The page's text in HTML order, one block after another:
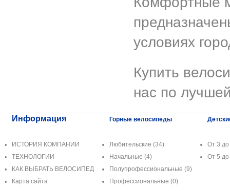
условиях
Купить
нас по
Информация
ИСТОРИЯ КОМПАНИИ
ТЕХНОЛОГИИ
КАК ВЫБРАТЬ ВЕЛОСИПЕД
Карта сайта
Горные велосипеды
Любительские (34)
Начальные (4)
Полупрофессиональные (9)
Профессиональные (0)
От 3
От 5